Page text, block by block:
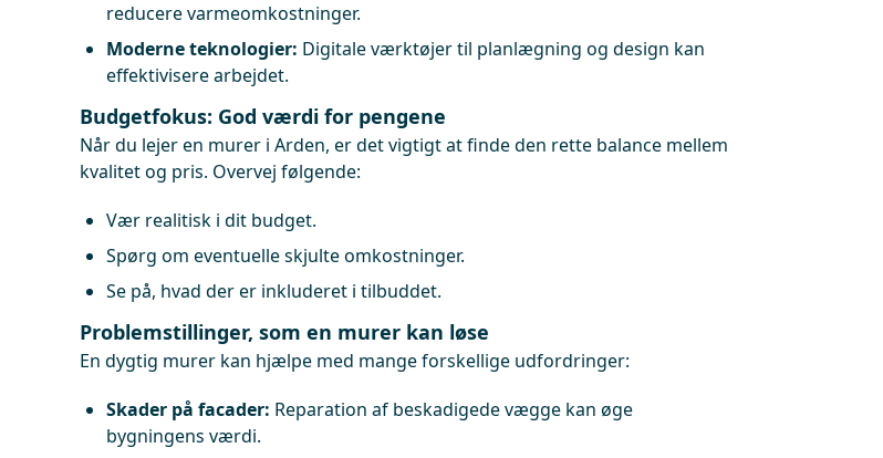
reducere varmeomkostninger.
Moderne teknologier: Digitale værktøjer til planlægning og design kan
effektivisere arbejdet.
Budgetfokus: God værdi for pengene
Når du lejer en murer i Arden, er det vigtigt at finde den rette balance mellem
kvalitet og pris. Overvej følgende:
Vær realitisk i dit budget.
Spørg om eventuelle skjulte omkostninger.
Se på, hvad der er inkluderet i tilbuddet.
Problemstillinger, som en murer kan løse
En dygtig murer kan hjælpe med mange forskellige udfordringer:
Skader på facader: Reparation af beskadigede vægge kan øge
bygningens værdi.